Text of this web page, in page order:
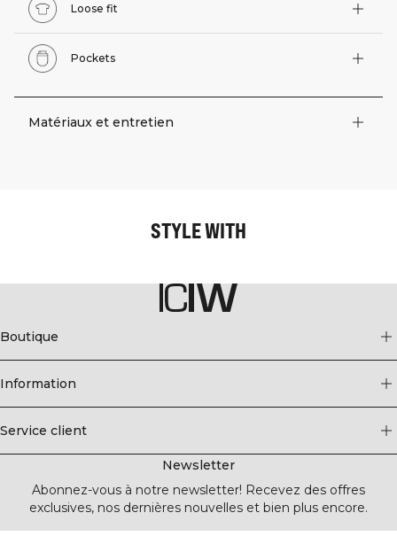
Loose fit
Pockets
Matériaux et entretien
STYLE WITH
Boutique
Information
Service client
Newsletter
Abonnez-vous à notre newsletter! Recevez des offres
exclusives, nos dernières nouvelles et bien plus encore.